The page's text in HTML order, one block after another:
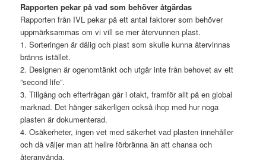
Rapporten pekar på vad som behöver åtgärdas
Rapporten från IVL pekar på ett antal faktorer som behöver
uppmärksammas om vi vill se mer återvunnen plast.
1. Sorteringen är dålig och plast som skulle kunna återvinnas
bränns istället.
2. Designen är ogenomtänkt och utgår inte från behovet av ett
”second life”.
3. Tillgång och efterfrågan går i otakt, framför allt på en global
marknad. Det hänger säkerligen också ihop med hur noga
plasten är dokumenterad.
4. Osäkerheter, ingen vet med säkerhet vad plasten innehåller
och då väljer man att hellre förbränna än att chansa och
återanvända.